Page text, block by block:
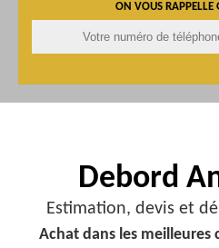
ON VOUS RAPPELLE
Debord
Estimation, devis et
Achat dans les